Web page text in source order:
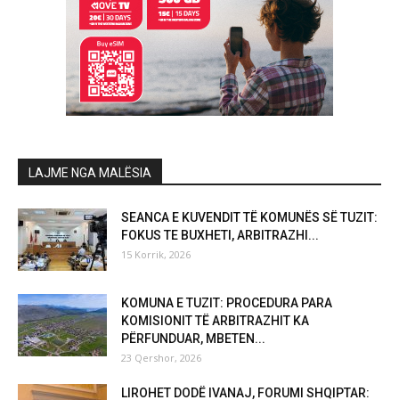
LAJME NGA MALËSIA
SEANCA E KUVENDIT TË KOMUNËS SË TUZIT:
FOKUS TE BUXHETI, ARBITRAZHI...
15 Korrik, 2026
KOMUNA E TUZIT: PROCEDURA PARA
KOMISIONIT TË ARBITRAZHIT KA
PËRFUNDUAR, MBETEN...
23 Qershor, 2026
LIROHET DODË IVANAJ, FORUMI SHQIPTAR: